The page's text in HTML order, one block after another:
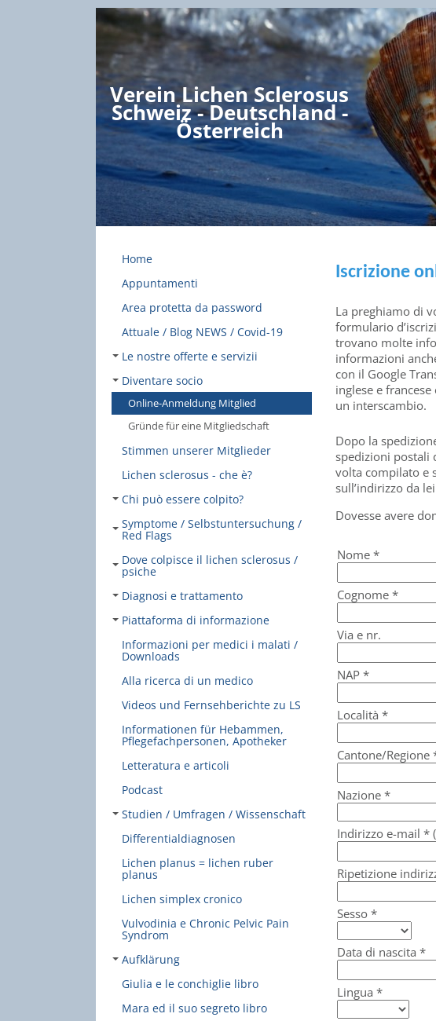
Verein Lichen Sclerosus
Schweiz - Deutschland -
Österreich
Home
Appuntamenti
Area protetta da password
Attuale / Blog NEWS / Covid-19
Le nostre offerte e servizii
Diventare socio
Online-Anmeldung Mitglied
Gründe für eine Mitgliedschaft
Stimmen unserer Mitglieder
Lichen sclerosus - che è?
Chi può essere colpito?
Symptome / Selbstuntersuchung /
Red Flags
Dove colpisce il lichen sclerosus /
psiche
Diagnosi e trattamento
Piattaforma di informazione
Informazioni per medici i malati /
Downloads
Alla ricerca di un medico
Videos und Fernsehberichte zu LS
Informationen für Hebammen,
Pflegefachpersonen, Apotheker
Letteratura e articoli
Podcast
Studien / Umfragen / Wissenschaft
Differentialdiagnosen
Lichen planus = lichen ruber
planus
Lichen simplex cronico
Vulvodinia e Chronic Pelvic Pain
Syndrom
Aufklärung
Giulia e le conchiglie libro
Mara ed il suo segreto libro
Iscrizione
La preghiamo di
formulario
trovano molte
informazioni
con il Google
inglese e
un interscambio.
Dopo la
spedizioni postali
volta compilato e
sull’indirizzo da
Dovesse avere
Nome *
Cognome *
Via e nr.
NAP *
Località *
Cantone/Regione
Nazione *
Indirizzo e-mail *
Ripetizione
Sesso *
Data di nascita *
Lingua *